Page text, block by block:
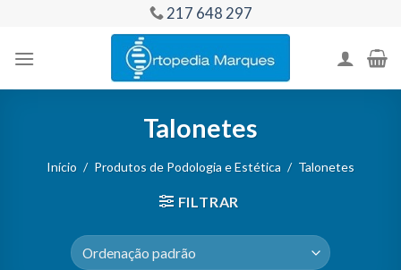
content
217 648 297
Talonetes
Início / Produtos de Podologia e Estética / Talonetes
FILTRAR